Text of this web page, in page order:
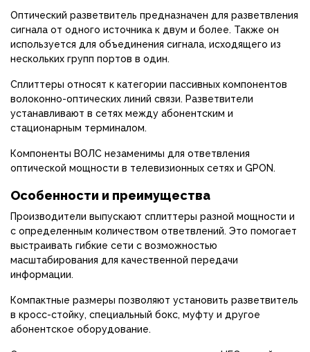
Оптический разветвитель предназначен для разветвления
сигнала от одного источника к двум и более. Также он
используется для объединения сигнала, исходящего из
нескольких групп портов в один.
Сплиттеры относят к категории пассивных компонентов
волоконно-оптических линий связи. Разветвители
устанавливают в сетях между абонентским и
стационарным терминалом.
Компоненты ВОЛС незаменимы для ответвления
оптической мощности в телевизионных сетях и GPON.
Особенности и преимущества
Производители выпускают сплиттеры разной мощности и
с определенным количеством ответвлений. Это помогает
выстраивать гибкие сети с возможностью
масштабирования для качественной передачи
информации.
Компактные размеры позволяют установить разветвитель
в кросс-стойку, специальный бокс, муфту и другое
абонентское оборудование.